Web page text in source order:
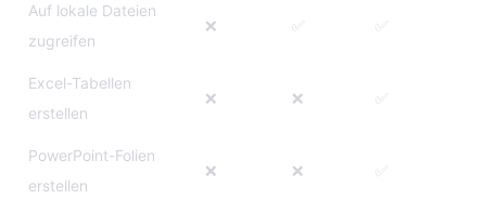
Auf lokale Dateien
zugreifen
❌
Excel-Tabellen
erstellen
❌ ❌
PowerPoint-Folien
erstellen
❌ ❌